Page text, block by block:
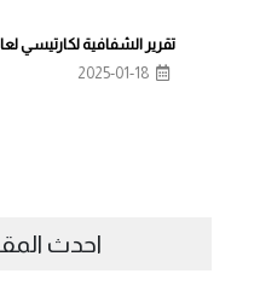
تقرير الشفافية لكارتيسي لعام
2025-01-18
احدث